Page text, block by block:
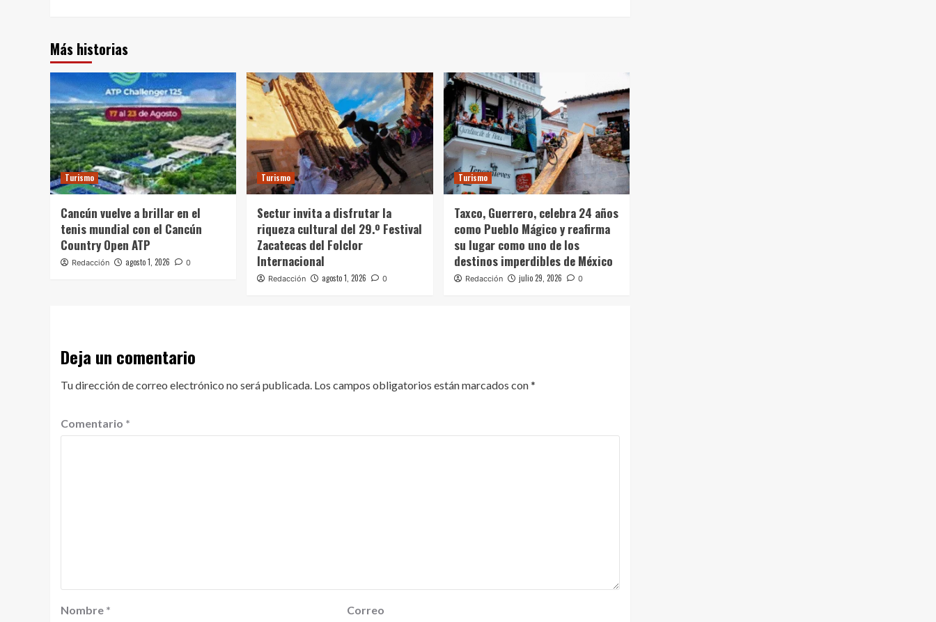
Más historias
Turismo
Cancún vuelve a brillar en el
tenis mundial con el Cancún
Country Open ATP
Redacción agosto 1, 2026 0
Turismo
Sectur invita a disfrutar la
riqueza cultural del 29.º Festival
Zacatecas del Folclor
Internacional
Redacción agosto 1, 2026 0
Turismo
Taxco, Guerrero, celebra 24 años
como Pueblo Mágico y reafirma
su lugar como uno de los
destinos imperdibles de México
Redacción julio 29, 2026 0
Deja un comentario
Tu dirección de correo electrónico no será publicada. Los campos obligatorios están marcados con*
Comentario *
Nombre *
Correo